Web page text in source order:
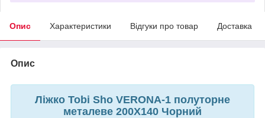
Опис Характеристики Відгуки про товар Доставка
Опис
Ліжко Tobi Sho VERONA-1 полуторне
металеве 200X140 Чорний